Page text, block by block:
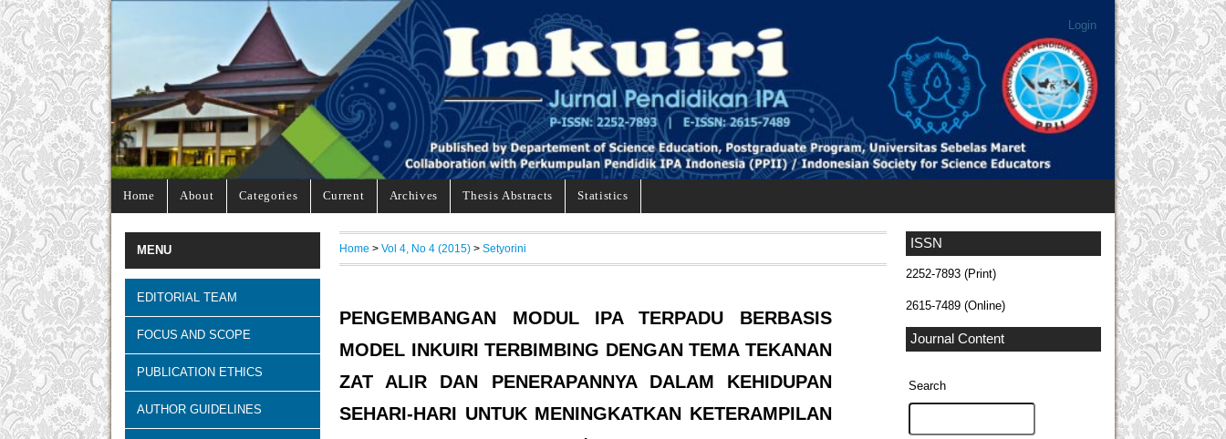
Login
Home About Categories Current Archives Thesis Abstracts Statistics
ISSN
2252-7893 (Print)
2615-7489 (Online)
Journal Content
Search
MENU
EDITORIAL TEAM
FOCUS AND SCOPE
PUBLICATION ETHICS
AUTHOR GUIDELINES
Home >Vol 4, No 4 (2015) >Setyorini
PENGEMBANGAN MODUL IPA TERPADU BERBASIS
MODEL INKUIRI TERBIMBING DENGAN TEMA TEKANAN
ZAT ALIR DAN PENERAPANNYA DALAM KEHIDUPAN
SEHARI-HARI UNTUK MENINGKATKAN KETERAMPILAN